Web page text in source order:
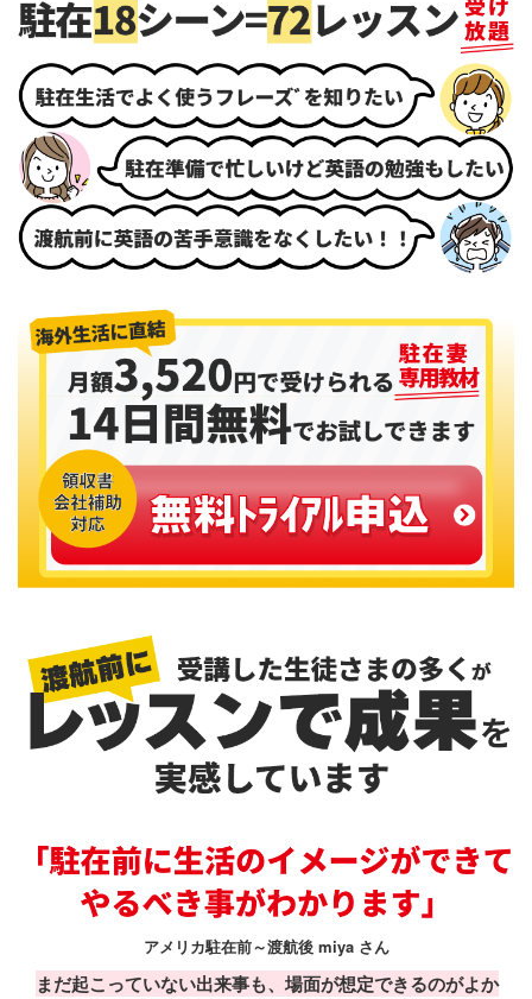
アメリカ駐在前～渡航後 miya さん
まだ起こっていない出来事も、場面が想定できるのがよか